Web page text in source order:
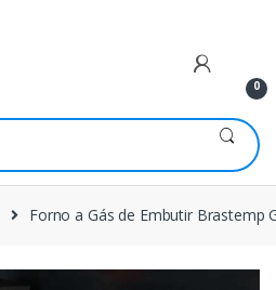
0
Forno a Gás de Embutir Brastemp